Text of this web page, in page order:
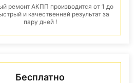
ремонт АКПП производится от 1 до
и качественнвй результат за
пару дней !
Бесплатно